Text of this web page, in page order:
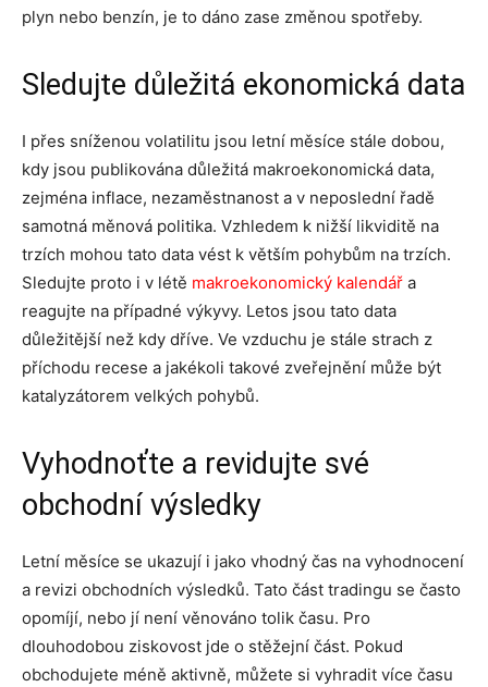
plyn nebo benzín, je to dáno zase změnou spotřeby.
Sledujte důležitá ekonomická data
I přes sníženou volatilitu jsou letní měsíce stále dobou,
kdy jsou publikována důležitá makroekonomická data,
zejména inflace, nezaměstnanost a v neposlední řadě
samotná měnová politika. Vzhledem k nižší likviditě na
trzích mohou tato data vést k větším pohybům na trzích.
Sledujte proto i v létě makroekonomický kalendář a
reagujte na případné výkyvy. Letos jsou tato data
důležitější než kdy dříve. Ve vzduchu je stále strach z
příchodu recese a jakékoli takové zveřejnění může být
katalyzátorem velkých pohybů.
Vyhodnoťte a revidujte své
obchodní výsledky
Letní měsíce se ukazují i jako vhodný čas na vyhodnocení
a revizi obchodních výsledků. Tato část tradingu se často
opomíjí, nebo jí není věnováno tolik času. Pro
dlouhodobou ziskovost jde o stěžejní část. Pokud
obchodujete méně aktivně, můžete si vyhradit více času